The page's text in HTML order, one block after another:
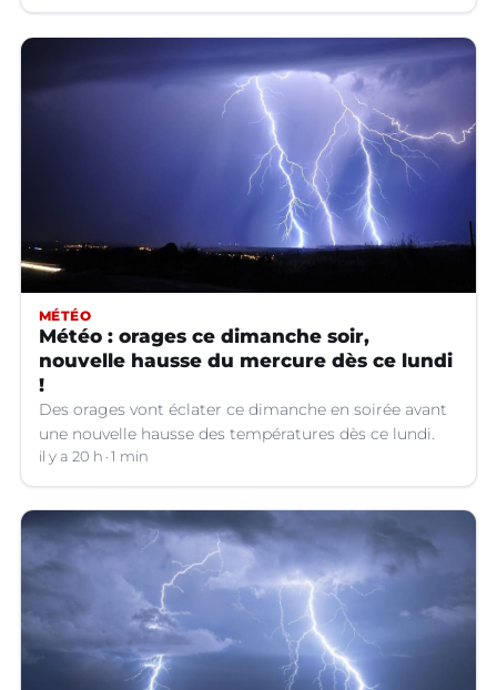
MÉTÉO
Météo : orages ce dimanche soir,
nouvelle hausse du mercure dès ce lundi
!
Des orages vont éclater ce dimanche en soirée avant
une nouvelle hausse des températures dès ce lundi.
il y a 20 h 1 min